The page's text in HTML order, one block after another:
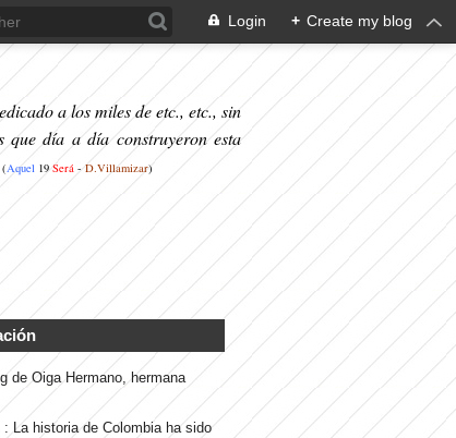
Login + Create my blog
a los miles de etc., etc., sin
día a día construyeron esta
(Aquel 19 Será - D.Villamizar)
de Oiga Hermano, hermana
: La historia de Colombia ha sido